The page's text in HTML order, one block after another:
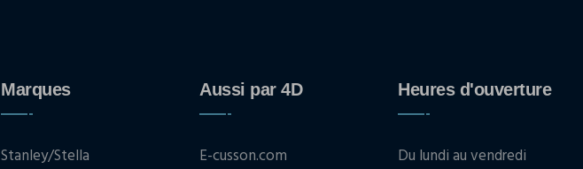
Marques
Stanley/Stella
Aussi par 4D
E-cusson.com
Heures d'ouverture
Du lundi au vendredi